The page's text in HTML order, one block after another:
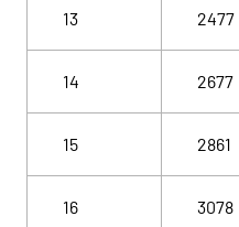
13 2477
14 2677
15 2861
16 3078